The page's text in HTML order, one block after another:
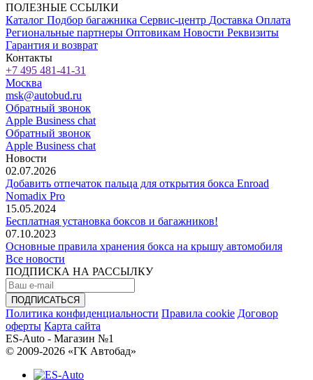
ПОЛЕЗНЫЕ ССЫЛКИ
Каталог Подбор багажника Сервис-центр Доставка Оплата
Региональные партнеры Оптовикам Новости Реквизиты
Гарантия и возврат
Контакты
+7 495 481-41-31
Москва
msk@autobud.ru
Обратный звонок
Apple Business chat
Обратный звонок
Apple Business chat
Новости
02.07.2026
Добавить отпечаток пальца для открытия бокса Enroad
Nomadix Pro
15.05.2024
Бесплатная установка боксов и багажников!
07.10.2023
Основные правила хранения бокса на крышу автомобиля
Все новости
ПОДПИСКА НА РАССЫЛКУ
Политика конфиденциальности Правила cookie Договор
оферты Карта сайта
ES-Auto - Магазин №1
© 2009-2026 «ГК Автобад»